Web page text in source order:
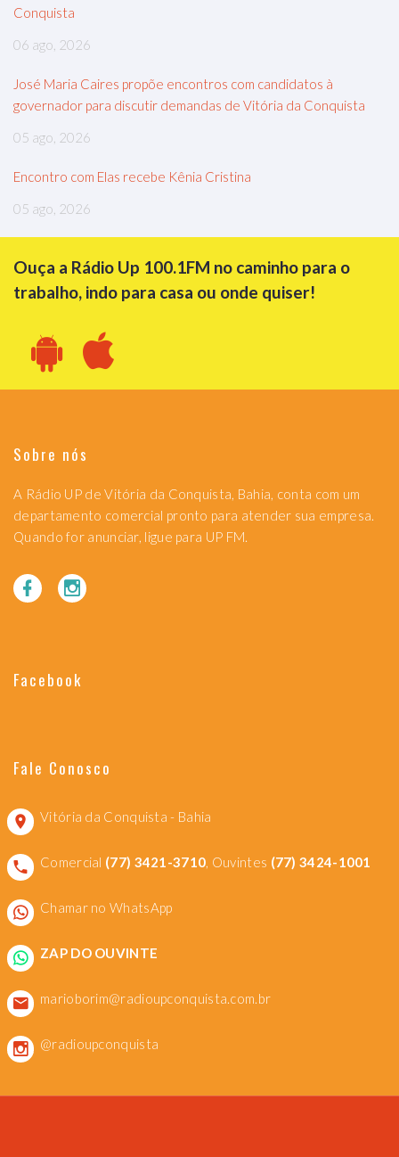
Conquista
06 ago, 2026
José Maria Caires propõe encontros com candidatos à
governador para discutir demandas de Vitória da Conquista
05 ago, 2026
Encontro com Elas recebe Kênia Cristina
05 ago, 2026
Ouça a Rádio Up 100.1FM no caminho para o
trabalho, indo para casa ou onde quiser!
Sobre nós
A Rádio UP de Vitória da Conquista, Bahia, conta com um
departamento comercial pronto para atender sua empresa.
Quando for anunciar, ligue para UP FM.
Facebook
Fale Conosco
Vitória da Conquista - Bahia
Comercial (77) 3421-3710, Ouvintes (77) 3424-1001
Chamar no WhatsApp
ZAP DO OUVINTE
marioborim@radioupconquista.com.br
@radioupconquista